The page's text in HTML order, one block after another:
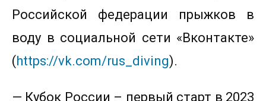
Российской федерации прыжков в
воду в социальной сети «Вконтакте»
( https://vk.com/rus_diving).
— Кубок России – первый старт в 2023